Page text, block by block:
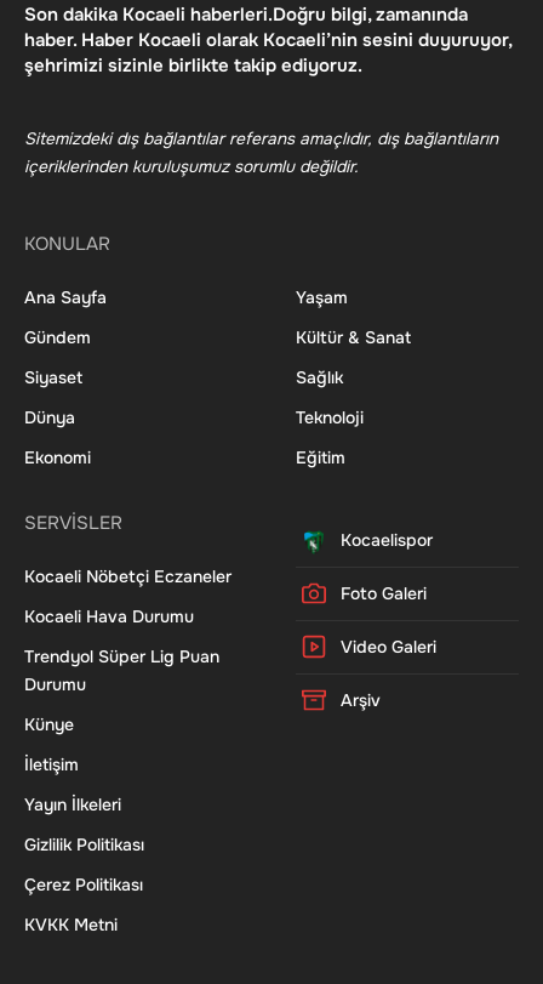
Son dakika Kocaeli haberleri.Doğru bilgi, zamanında
haber. Haber Kocaeli olarak Kocaeli’nin sesini duyuruyor,
şehrimizi sizinle birlikte takip ediyoruz.
Sitemizdeki dış bağlantılar referans amaçlıdır, dış bağlantıların
içeriklerinden kuruluşumuz sorumlu değildir.
KONULAR
Ana Sayfa
Gündem
Siyaset
Dünya
Ekonomi
Yaşam
Kültür & Sanat
Sağlık
Teknoloji
Eğitim
SERVİSLER
Kocaeli Nöbetçi Eczaneler
Kocaeli Hava Durumu
Trendyol Süper Lig Puan
Durumu
Künye
İletişim
Yayın İlkeleri
Gizlilik Politikası
Çerez Politikası
KVKK Metni
Kocaelispor
Foto Galeri
Video Galeri
Arşiv